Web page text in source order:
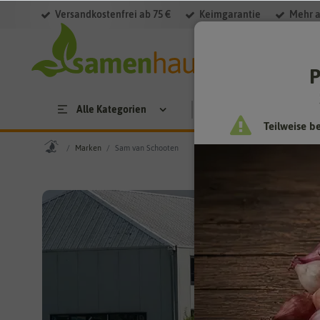
Versandkostenfrei ab 75 € Keimgarantie Mehr
Alle Kategorien
Marken Sam van Schooten
Teilweise